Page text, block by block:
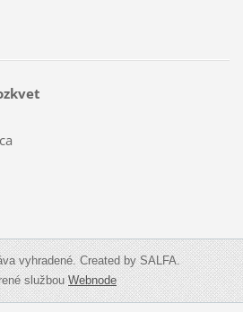
vyhradené. Created by SALFA.
službouWebnode